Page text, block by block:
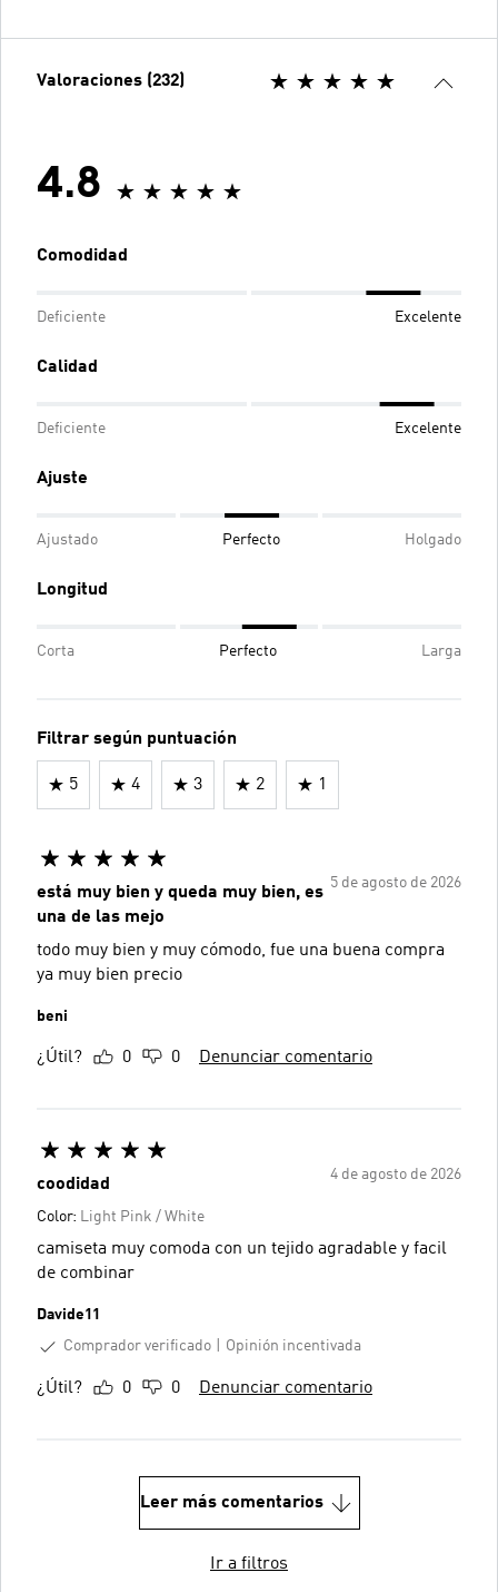
Valoraciones (232)
4.8
Comodidad
Deficiente Excelente
Calidad
Deficiente Excelente
Ajuste
Ajustado Perfecto Holgado
Longitud
Corta Perfecto Larga
Filtrar según puntuación
5 4 3 2 1
5 de agosto de 2026
está muy bien y queda muy bien, es
una de las mejo
todo muy bien y muy cómodo, fue una buena compra
ya muy bien precio
beni
¿Útil? 0 0 Denunciar comentario
4 de agosto de 2026
coodidad
Color: Light Pink / White
camiseta muy comoda con un tejido agradable y facil
de combinar
Davide11
Comprador verificado
Opinión incentivada
¿Útil? 0 0 Denunciar comentario
Leer más comentarios
Ir a filtros